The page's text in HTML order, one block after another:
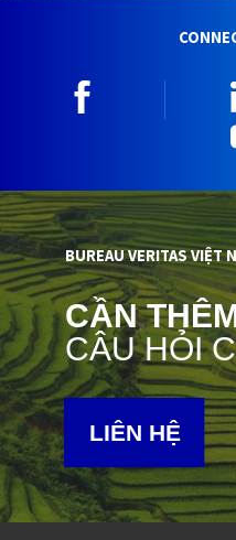
BUREAU VERITAS VIỆT
CẦN
CÂU HỎI
LIÊN HỆ